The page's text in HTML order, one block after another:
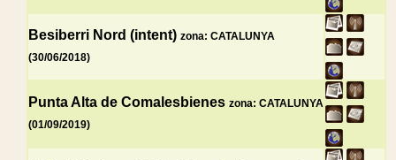
Besiberri Nord (intent) zona: CATALUNYA
(30/06/2018)
Punta Alta de Comalesbienes zona: CATALUNYA
(01/09/2019)